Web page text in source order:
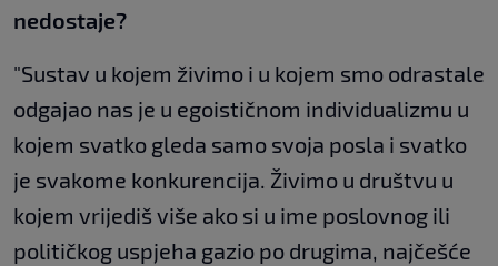
nedostaje?
"Sustav u kojem živimo i u kojem smo odrastale
odgajao nas je u egoističnom individualizmu u
kojem svatko gleda samo svoja posla i svatko
je svakome konkurencija. Živimo u društvu u
kojem vrijediš više ako si u ime poslovnog ili
političkog uspjeha gazio po drugima, najčešće